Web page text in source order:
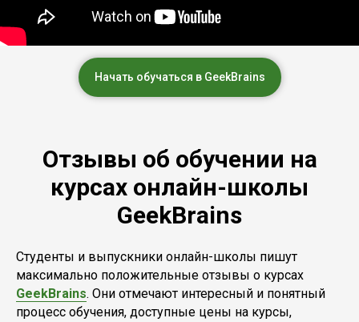
Начать обучаться в GeekBrains
Отзывы об обучении на
курсах онлайн-школы
GeekBrains
Студенты и выпускники онлайн-школы пишут
максимально положительные отзывы о курсах
GeekBrains. Они отмечают интересный и понятный
процесс обучения, доступные цены на курсы,